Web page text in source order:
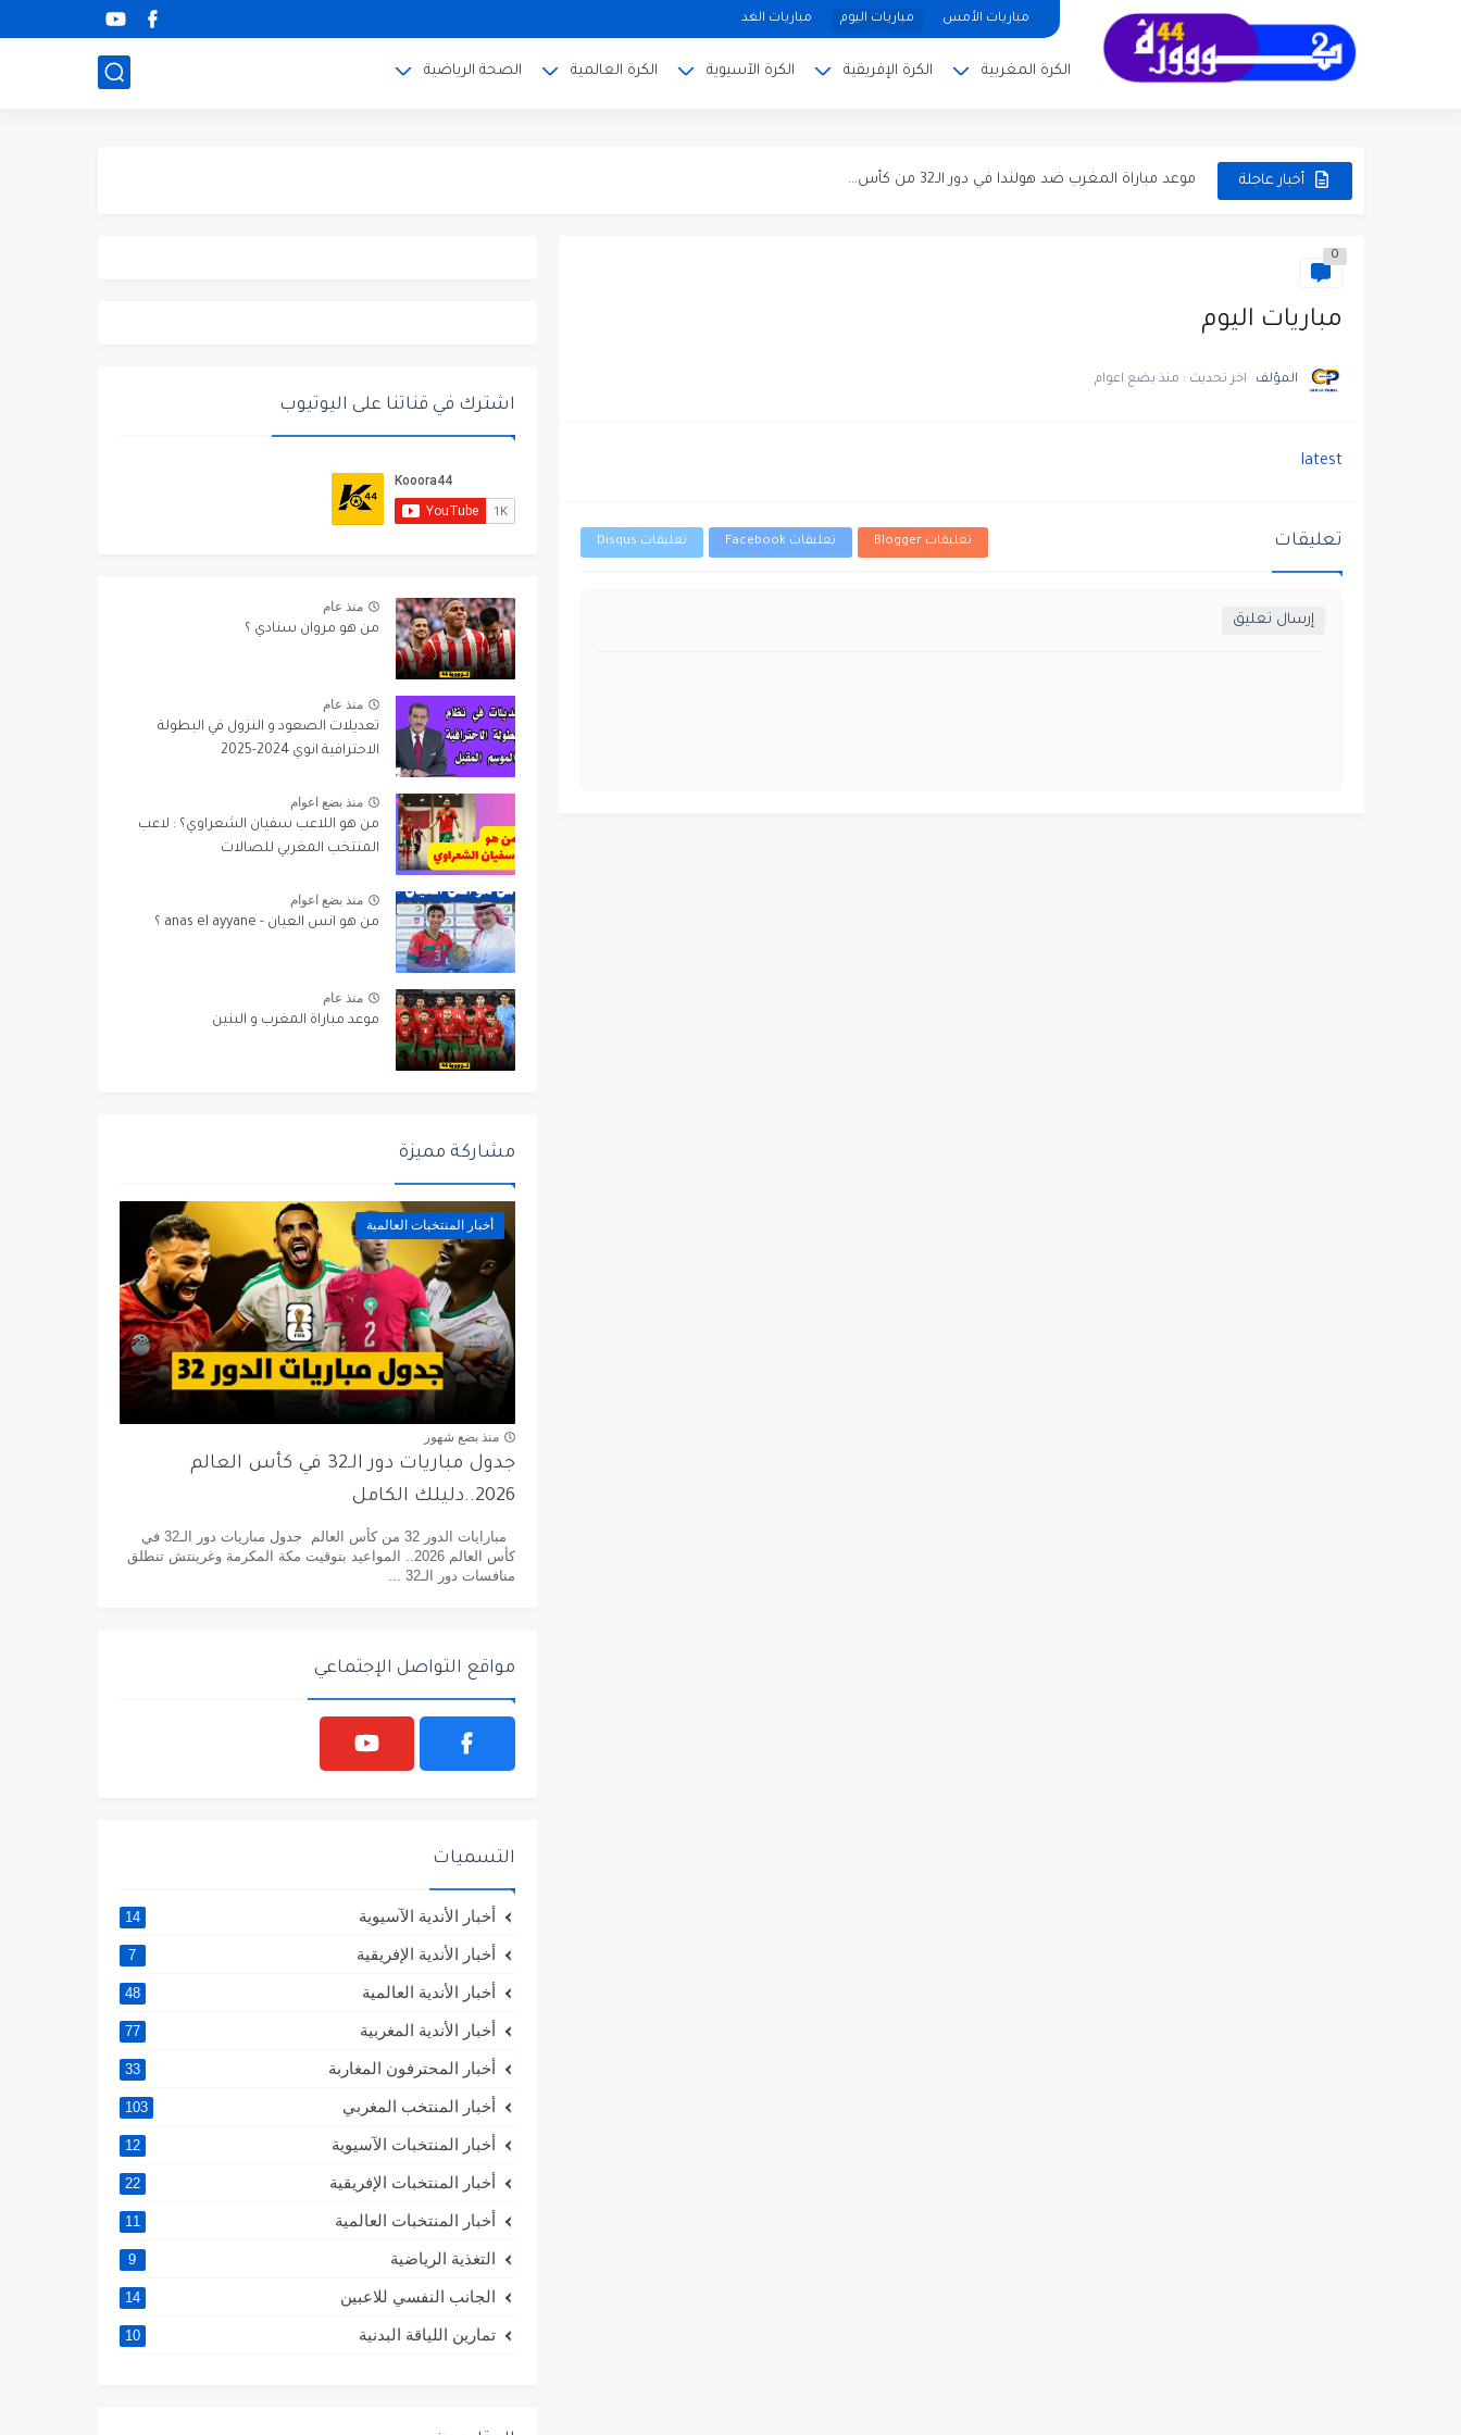
مباريات الأمس مباريات اليوم مباريات الغد
الكرة المغربية الكرة الإفريقية الكرة الآسيوية الكرة العالمية الصحة الرياضية
أخبار عاجلة موعد مباراة المغرب ضد هولندا في دور الـ32 من كأس...
0
مباريات اليوم
المؤلف اخر تحديث : منذ بضع اعوام
latest
تعليقات تعليقات Blogger تعليقات Facebook تعليقات Disqus
إرسال تعليق
اشترك في قناتنا على اليوتيوب
منذ عام
من هو مروان سنادي ؟
منذ عام
تعديلات الصعود و النزول في البطولة
الاحترافية انوي 2024-2025
منذ بضع اعوام
من هو اللاعب سفيان الشعراوي؟ : لاعب
المنتخب المغربي للصالات
منذ بضع اعوام
من هو انس العيان - anas el ayyane ؟
منذ عام
موعد مباراة المغرب و البنين
مشاركة مميزة
أخبار المنتخبات العالمية
منذ بضع شهور
جدول مباريات دور الـ32 في كأس العالم
2026..دليلك الكامل
مبارايات الدور 32 من كأس العالم جدول مباريات دور الـ32 في
كأس العالم 2026.. المواعيد بتوقيت مكة المكرمة وغرينتش تنطلق
منافسات دور الـ32 ...
مواقع التواصل الإجتماعي
التسميات
أخبار الأندية الآسيوية 14
أخبار الأندية الإفريقية 7
أخبار الأندية العالمية 48
أخبار الأندية المغربية 77
أخبار المحترفون المغاربة 33
أخبار المنتخب المغربي 103
أخبار المنتخبات الآسيوية 12
أخبار المنتخبات الإفريقية 22
أخبار المنتخبات العالمية 11
التغذية الرياضية 9
الجانب النفسي للاعبين 14
تمارين اللياقة البدنية 10